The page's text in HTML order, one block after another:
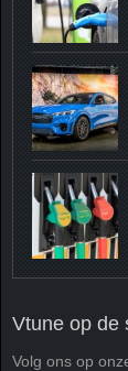
Vtune op de
Volg ons op